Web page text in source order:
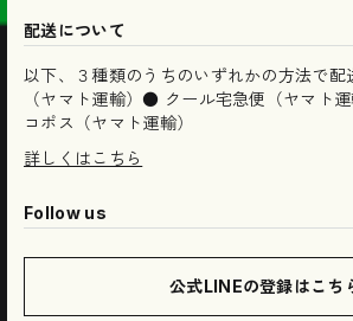
配送について
以下、３種類のうちのいずれかの方法で
（ヤマト運輸）● クール宅急便（ヤマト
コポス（ヤマト運輸）
詳しくはこちら
Follow us
公式LINEの登録はこち